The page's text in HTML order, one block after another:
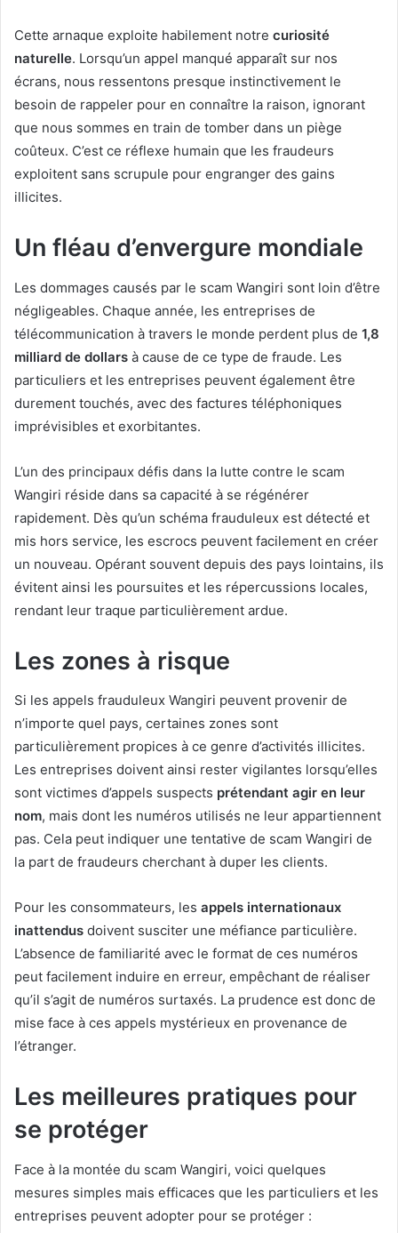
Cette arnaque exploite habilement notre curiosité
naturelle. Lorsqu’un appel manqué apparaît sur nos
écrans, nous ressentons presque instinctivement le
besoin de rappeler pour en connaître la raison, ignorant
que nous sommes en train de tomber dans un piège
coûteux. C’est ce réflexe humain que les fraudeurs
exploitent sans scrupule pour engranger des gains
illicites.
Un fléau d’envergure mondiale
Les dommages causés par le scam Wangiri sont loin d’être
négligeables. Chaque année, les entreprises de
télécommunication à travers le monde perdent plus de 1,8
milliard de dollars à cause de ce type de fraude. Les
particuliers et les entreprises peuvent également être
durement touchés, avec des factures téléphoniques
imprévisibles et exorbitantes.
L’un des principaux défis dans la lutte contre le scam
Wangiri réside dans sa capacité à se régénérer
rapidement. Dès qu’un schéma frauduleux est détecté et
mis hors service, les escrocs peuvent facilement en créer
un nouveau. Opérant souvent depuis des pays lointains, ils
évitent ainsi les poursuites et les répercussions locales,
rendant leur traque particulièrement ardue.
Les zones à risque
Si les appels frauduleux Wangiri peuvent provenir de
n’importe quel pays, certaines zones sont
particulièrement propices à ce genre d’activités illicites.
Les entreprises doivent ainsi rester vigilantes lorsqu’elles
sont victimes d’appels suspects prétendant agir en leur
nom, mais dont les numéros utilisés ne leur appartiennent
pas. Cela peut indiquer une tentative de scam Wangiri de
la part de fraudeurs cherchant à duper les clients.
Pour les consommateurs, les appels internationaux
inattendus doivent susciter une méfiance particulière.
L’absence de familiarité avec le format de ces numéros
peut facilement induire en erreur, empêchant de réaliser
qu’il s’agit de numéros surtaxés. La prudence est donc de
mise face à ces appels mystérieux en provenance de
l’étranger.
Les meilleures pratiques pour
se protéger
Face à la montée du scam Wangiri, voici quelques
mesures simples mais efficaces que les particuliers et les
entreprises peuvent adopter pour se protéger :